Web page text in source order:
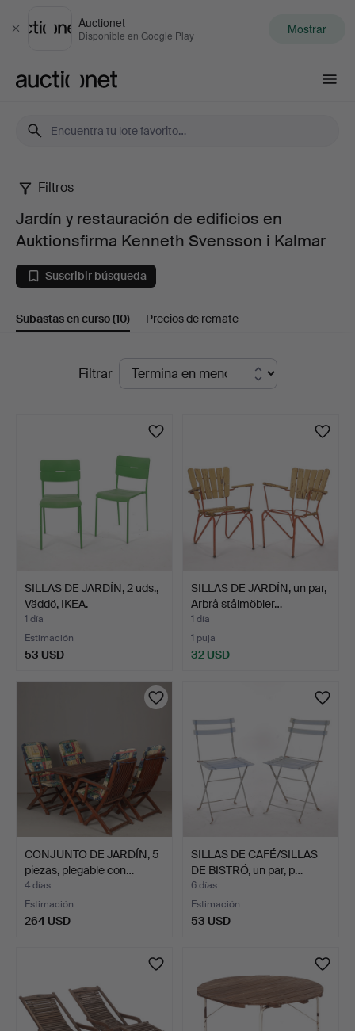
Cerrar
Auctionet
Disponible en Google Play Mostrar
Jardín
restauración
de
Auktionsfirma
Kenneth
Svensson
Kalmar
Filtros
Jardín y restauración de edificios en
Auktionsfirma Kenneth Svensson i Kalmar
Suscribir búsqueda
Subastas en curso(10) Precios de remate
SubastasFiltrar
SILLAS DE JARDÍN, 2 uds.,
Väddö, IKEA.
1 día
Estimación
53 USD
SILLAS DE JARDÍN, un par,
Arbrå stålmöbler…
1 día
1 puja
32 USD
CONJUNTO DE JARDÍN, 5
piezas, plegable con…
4 días
Estimación
264 USD
SILLAS DE CAFÉ/SILLAS
DE BISTRÓ, un par, p…
6 días
Estimación
53 USD